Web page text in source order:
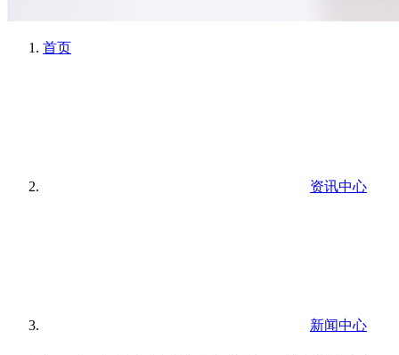
首页
资讯中心
新闻中心